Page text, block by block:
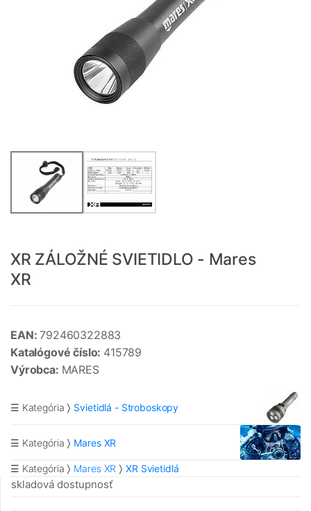
XR ZÁLOŽNÉ SVIETIDLO - Mares
XR
EAN: 792460322883
Katalógové číslo: 415789
Výrobca: MARES
☰ Kategória Svietidlá - Stroboskopy
☰ Kategória Mares XR
☰ Kategória Mares XR XR Svietidlá
skladová dostupnosť